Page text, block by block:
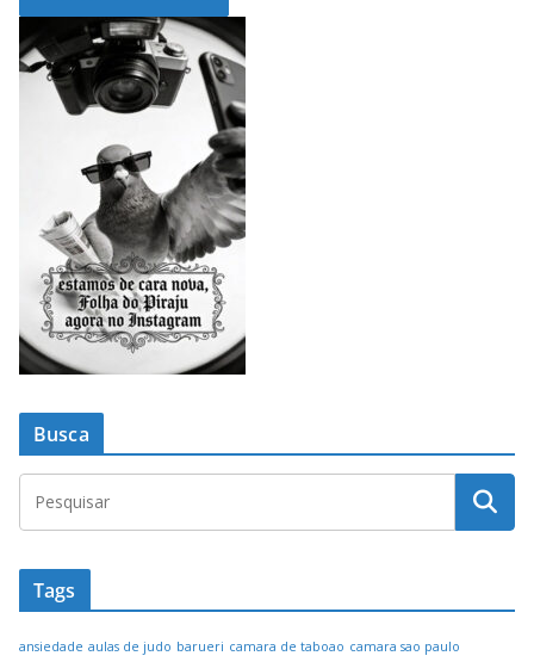
Busca
Tags
ansiedade aulas de judo barueri camara de taboao camara sao paulo